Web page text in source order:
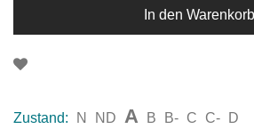
In den Warenkorb
Zustand: N ND A B B- C C- D